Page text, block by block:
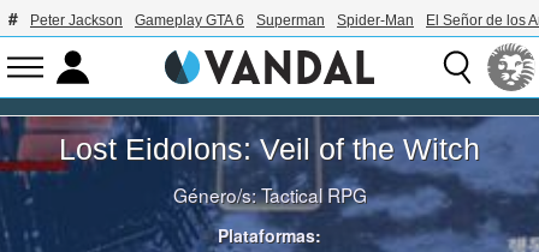
Peter Jackson Gameplay GTA 6 Superman Spider-Man El Señor de los
Lost Eidolons: Veil of the Witch
Género/s:Tactical RPG
Plataformas: